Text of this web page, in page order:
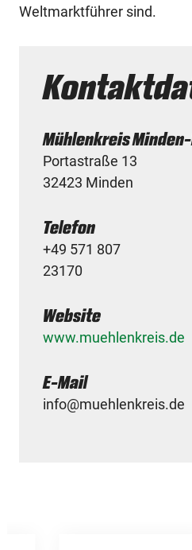
Weltmarktführer sind.
Mühlenkreis
Portastraße 13
32423 Minden
Telefon
+49 571 807
23170
Website
www.muehlenkreis.de
E-Mail
info@muehlenkreis.de